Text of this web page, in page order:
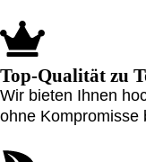
Top-Qualität zu
Wir bieten Ihnen
ohne Kompromisse